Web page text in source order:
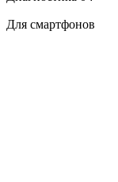
Для смартфонов